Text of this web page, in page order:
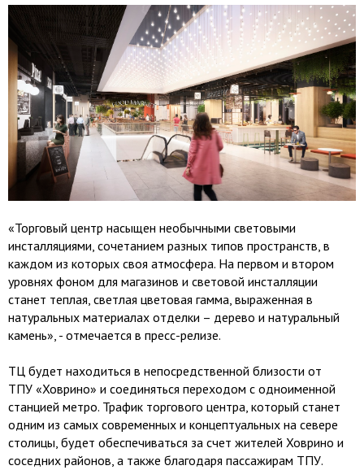
«Торговый центр насыщен необычными световыми
инсталляциями, сочетанием разных типов пространств, в
каждом из которых своя атмосфера. На первом и втором
уровнях фоном для магазинов и световой инсталляции
станет теплая, светлая цветовая гамма, выраженная в
натуральных материалах отделки – дерево и натуральный
камень», - отмечается в пресс-релизе.
ТЦ будет находиться в непосредственной близости от
ТПУ «Ховрино» и соединяться переходом с одноименной
станцией метро. Трафик торгового центра, который станет
одним из самых современных и концептуальных на севере
столицы, будет обеспечиваться за счет жителей Ховрино и
соседних районов, а также благодаря пассажирам ТПУ.